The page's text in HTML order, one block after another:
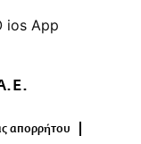
απορρήτου